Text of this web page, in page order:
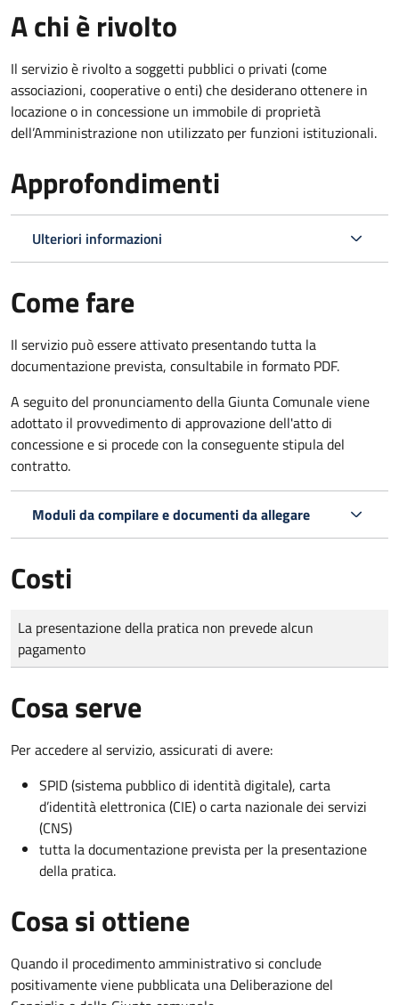
A chi è rivolto
Il servizio è rivolto a soggetti pubblici o privati (come
associazioni, cooperative o enti) che desiderano ottenere in
locazione o in concessione un immobile di proprietà
dell’Amministrazione non utilizzato per funzioni istituzionali.
Approfondimenti
Ulteriori informazioni
Come fare
Il servizio può essere attivato presentando tutta la
documentazione prevista, consultabile in formato PDF.
A seguito del pronunciamento della Giunta Comunale viene
adottato il provvedimento di approvazione dell'atto di
concessione e si procede con la conseguente stipula del
contratto.
Moduli da compilare e documenti da allegare
Costi
Tipo di pagamento
Importo
La presentazione della pratica non prevede alcun
pagamento
Cosa serve
Per accedere al servizio, assicurati di avere:
SPID (sistema pubblico di identità digitale), carta
d’identità elettronica (CIE) o carta nazionale dei servizi
(CNS)
tutta la documentazione prevista per la presentazione
della pratica.
Cosa si ottiene
Quando il procedimento amministrativo si conclude
positivamente viene pubblicata una Deliberazione del